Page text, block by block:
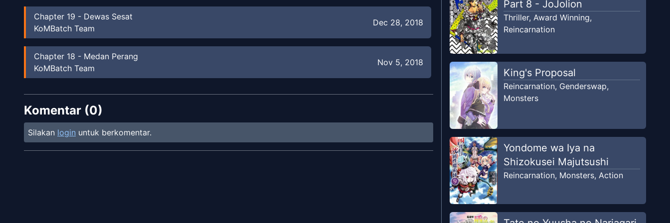
Chapter 19 - Dewas Sesat
KoMBatch Team
Dec 28, 2018
Chapter 18 - Medan Perang
KoMBatch Team
Nov 5, 2018
Chapter17-Serangan Balasan
Frdss
Chapter17-Serangan Balik
KoMBatch Team
Nov 3, 2018
Komentar (0)
Silakan login untuk berkomentar.
Part 8 - JoJolion
Thriller, Award Winning,
Reincarnation
King's Proposal
Reincarnation, Genderswap,
Monsters
Yondome wa Iya na
Shizokusei Majutsushi
Reincarnation, Monsters, Action